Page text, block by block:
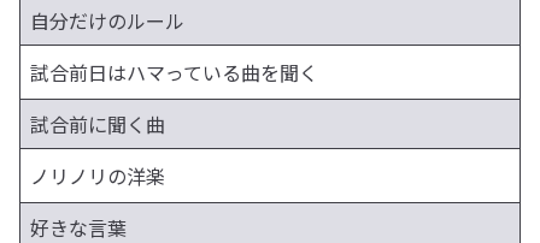
自分だけのルール
試合前日はハマっている曲を聞く
試合前に聞く曲
ノリノリの洋楽
好きな言葉